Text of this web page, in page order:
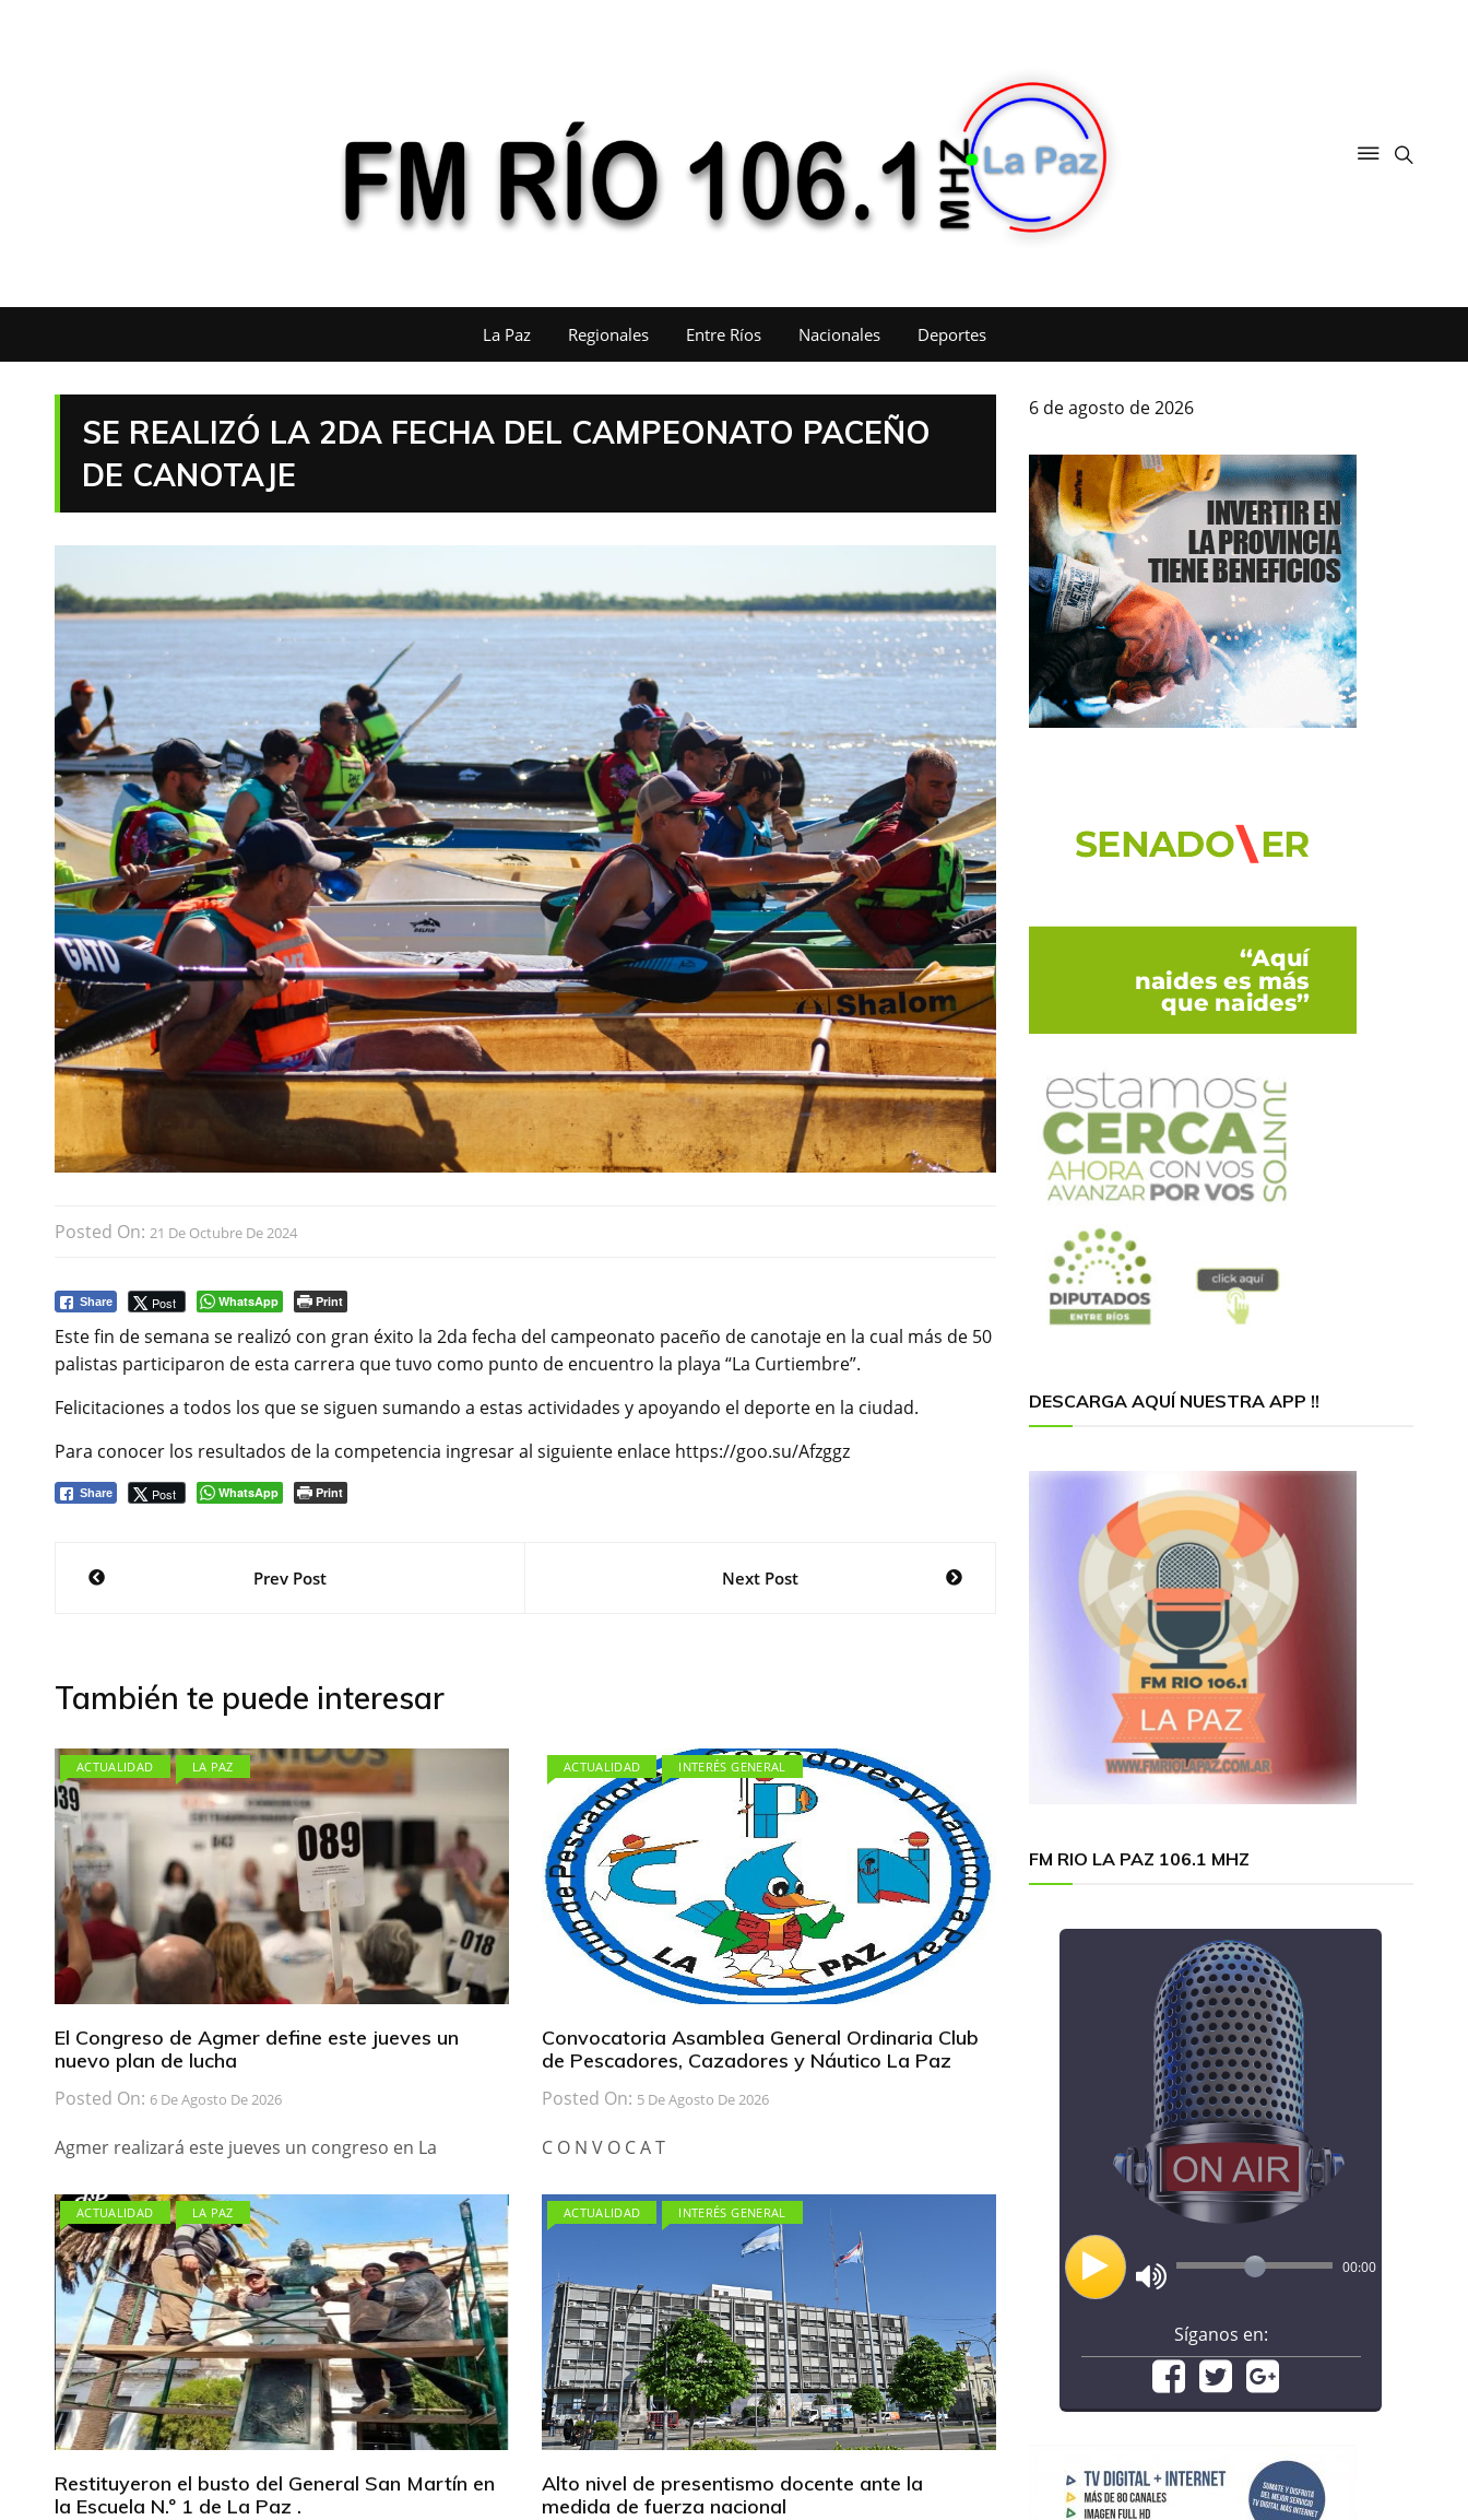
La Paz Regionales Entre Ríos Nacionales Deportes
SE REALIZÓ LA 2DA FECHA DEL CAMPEONATO PACEÑO
DE CANOTAJE
Posted On: 21 De Octubre De 2024
Share Post WhatsApp Print
Este fin de semana se realizó con gran éxito la 2da fecha del campeonato paceño de canotaje en la cual más de 50
palistas participaron de esta carrera que tuvo como punto de encuentro la playa “La Curtiembre”.
Felicitaciones a todos los que se siguen sumando a estas actividades y apoyando el deporte en la ciudad.
Para conocer los resultados de la competencia ingresar al siguiente enlace https://goo.su/Afzggz
Share Post WhatsApp Print
NavegaciónPrev Post Next Post
También te puede interesar
ACTUALIDAD LA PAZ
El Congreso de Agmer define este jueves un
nuevo plan de lucha
Posted On: 6 De Agosto De 2026
Agmer realizará este jueves un congreso en La
ACTUALIDAD INTERÉS GENERAL
Convocatoria Asamblea General Ordinaria Club
de Pescadores, Cazadores y Náutico La Paz
Posted On: 5 De Agosto De 2026
C O N V O C A T
ACTUALIDAD LA PAZ
Restituyeron el busto del General San Martín en
la Escuela N.º 1 de La Paz .
ACTUALIDAD INTERÉS GENERAL
Alto nivel de presentismo docente ante la
medida de fuerza nacional
6 de agosto de 2026
DESCARGA AQUÍ NUESTRA APP !!
FM RIO LA PAZ 106.1 MHZ
00:00
Síganos en: